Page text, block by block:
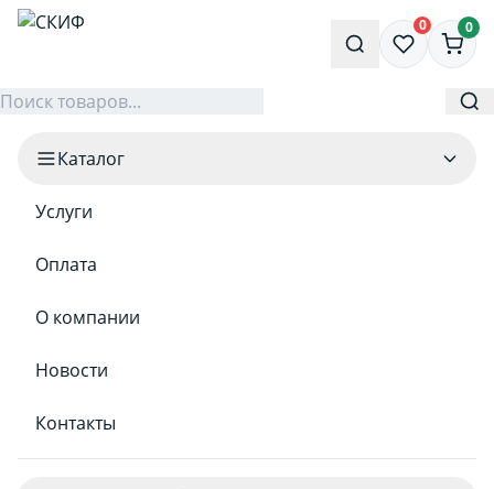
0 0
Каталог
Услуги
Оплата
О компании
Новости
Контакты